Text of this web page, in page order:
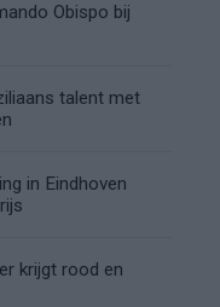
Obispo bij
talent met
in Eindhoven
krijgt rood en